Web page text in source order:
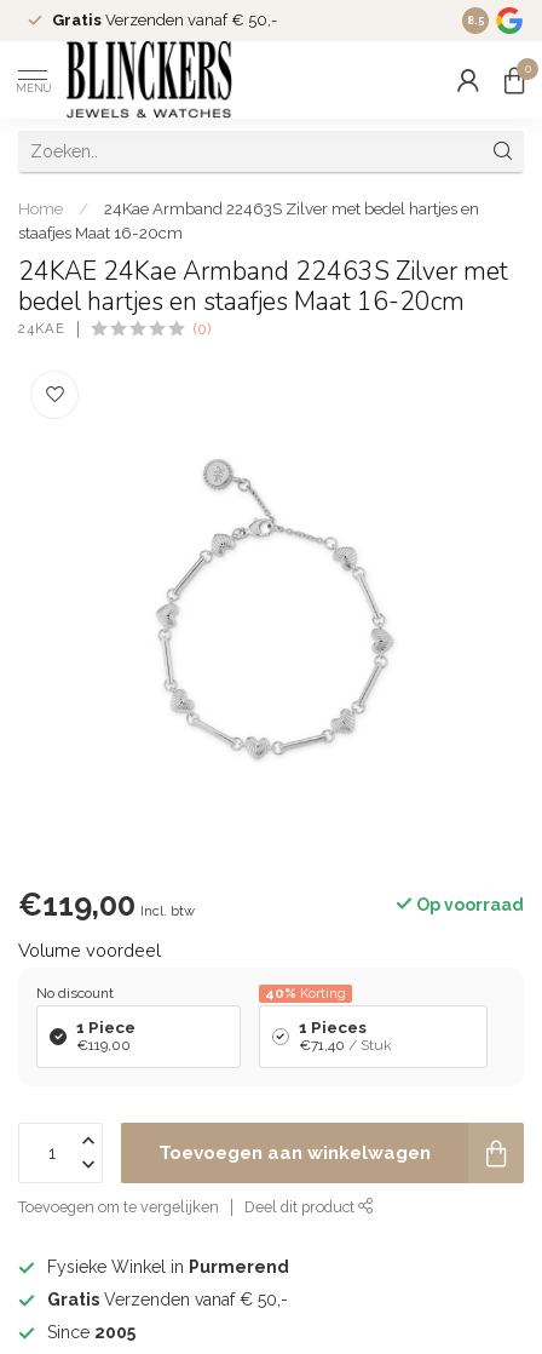
Gratis Verzenden vanaf € 50,- Since
8.5
MENU
0
Home /
24Kae Armband 22463S Zilver met bedel hartjes en
staafjes Maat 16-20cm
24KAE 24Kae Armband 22463S Zilver met
bedel hartjes en staafjes Maat 16-20cm
24KAE (0)
€119,00 Incl. btw Op voorraad
Volume voordeel
No discount
1 Piece
€119,00
40% Korting
1 Pieces
€71,40 / Stuk
Toevoegen aan winkelwagen
Toevoegen om te vergelijken Deel dit product
Fysieke Winkel in Purmerend
Gratis Verzenden vanaf € 50,-
Since 2005